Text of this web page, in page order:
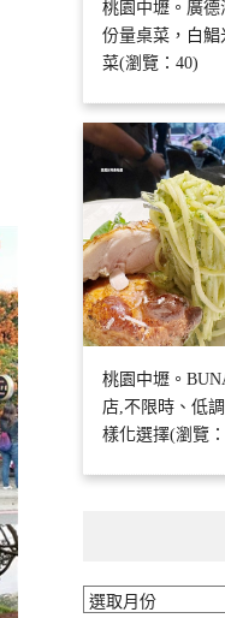
桃園中壢。廣
份量桌菜，白
菜(瀏覽：40)
桃園中壢。
店,不限時、低
樣化選擇(瀏覽
彙